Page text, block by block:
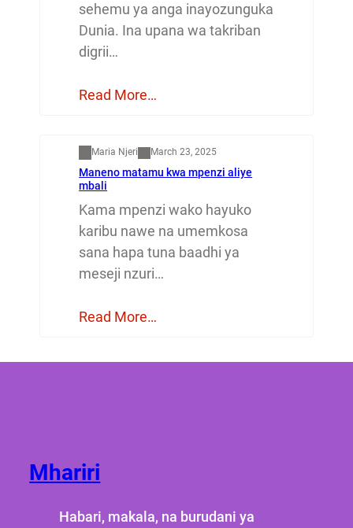
sehemu ya anga inayozunguka
Dunia. Ina upana wa takriban
digrii…
Read More…
Maria Njeri March 23, 2025
Maneno matamu kwa mpenzi aliye
mbali
Kama mpenzi wako hayuko
karibu nawe na umemkosa
sana hapa tuna baadhi ya
meseji nzuri…
Read More…
Mhariri
Habari, makala, na burudani ya